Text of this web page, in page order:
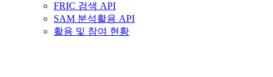
FRIC 검색 API
SAM 분석활용 API
활용 및 참여 현황